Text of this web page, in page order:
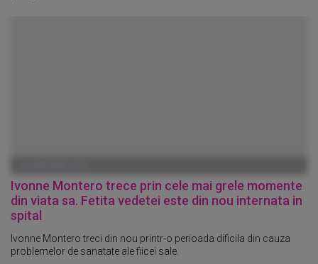
Ivonne Montero trece prin cele mai grele momente
din viata sa. Fetita vedetei este din nou internata in
spital
Ivonne Montero treci din nou printr-o perioada dificila din cauza
problemelor de sanatate ale fiicei sale.